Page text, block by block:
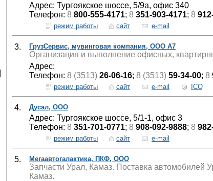
Адрес: Тургоякское шоссе, 5/9а, офис 340
Телефон: 8 800-555-4171; 8 351-903-4171; 8
режим работы сайт e-mail
3. ГрузСервис, мувинговая компания, ООО А7
Организация и выполнение офисных,
Адрес:
Телефон: 8 (3513) 26-06-16; 8 (3513) 59-34-00; 8
режим работы сайт e-mail ICQ
4. Дусал, ООО
Адрес: Тургоякское шоссе, 5/1-1, офис 3
Телефон: 8 351-701-0771; 8 908-092-9888; 8
режим работы сайт e-mail
5. Мегаавтогалактика, ПКФ, ООО
Запчасти Урал, Камаз. Поставка автомобилей
Камаз.